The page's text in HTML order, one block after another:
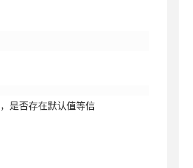
是否存在默认值等信